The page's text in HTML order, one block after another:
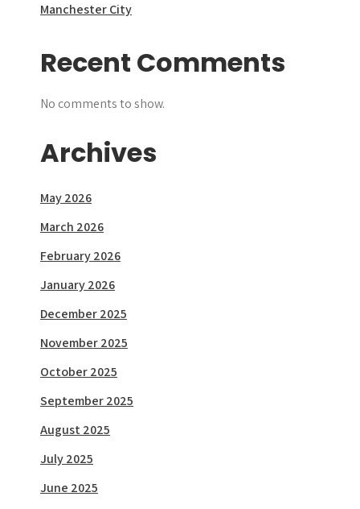
Manchester City
Recent Comments
No comments to show.
Archives
May 2026
March 2026
February 2026
January 2026
December 2025
November 2025
October 2025
September 2025
August 2025
July 2025
June 2025